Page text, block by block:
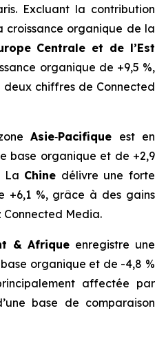
Excluant la contribution
croissance organique de la
Centrale et de l’Est
organique de +9,5 %,
deux chiffres de Connected
Asie‑Pacifique est en
base organique et de +2,9
La Chine délivre une forte
+6,1 %, grâce à des gains
Connected Media.
& Afrique enregistre une
organique et de -4,8 %
affectée par
base de comparaison